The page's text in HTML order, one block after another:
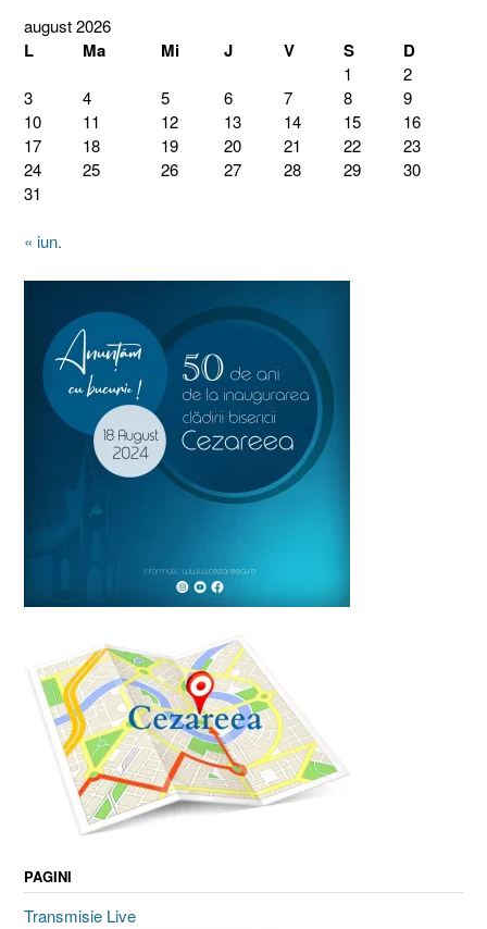
august 2026
L Ma Mi J V S D
1
2
3
4 5 6 7 8
9
10
11 12 13 14 15
16
17
18 19 20 21 22
23
24
25 26 27 28 29
30
31
« iun.
PAGINI
Transmisie Live